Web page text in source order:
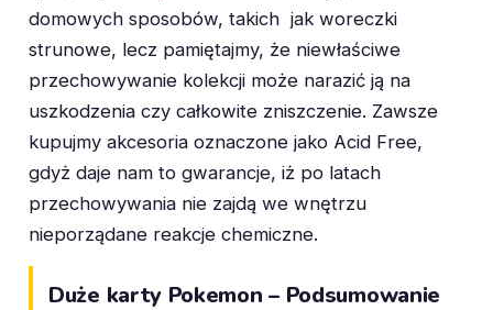
domowych sposobów, takich jak woreczki
strunowe, lecz pamiętajmy, że niewłaściwe
przechowywanie kolekcji może narazić ją na
uszkodzenia czy całkowite zniszczenie. Zawsze
kupujmy akcesoria oznaczone jako Acid Free,
gdyż daje nam to gwarancje, iż po latach
przechowywania nie zajdą we wnętrzu
nieporządane reakcje chemiczne.
Duże karty Pokemon – Podsumowanie